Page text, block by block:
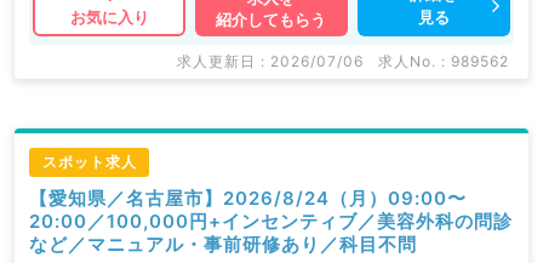
お気に入り
紹介してもらう
見る
求人更新日 : 2026/07/06 求人No. : 989562
スポット求人
【愛知県／名古屋市】2026/8/24（月）09:00〜
20:00／100,000円+インセンティブ／美容外科の問診
など／マニュアル・事前研修あり／科目不問